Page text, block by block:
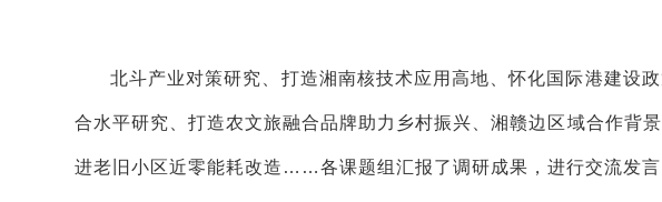
北斗产业对策研究、打造湘南核技术应用高地、怀化国际港建设
合水平研究、打造农文旅融合品牌助力乡村振兴、湘赣边区域合作背
进老旧小区近零能耗改造……各课题组汇报了调研成果，进行交流发言